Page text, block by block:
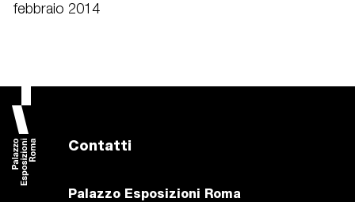
febbraio 2014
Contatti
Palazzo Esposizioni Roma